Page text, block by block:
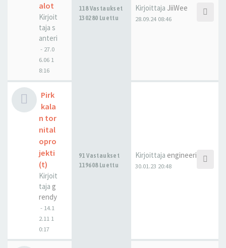
alot
Kirjoit
taja s
anteri
- 27.0
6.06 1
8:16
118 Vastaukset
130280 Luettu
Kirjoittaja JiiWee
28.09.24 08:46
Pirk
kala
n tor
nital
opro
jekti
(t)
Kirjoit
taja g
rendy
- 14.1
2.11 1
0:17
91 Vastaukset
119608 Luettu
Kirjoittaja engineerix
30.01.23 20:48